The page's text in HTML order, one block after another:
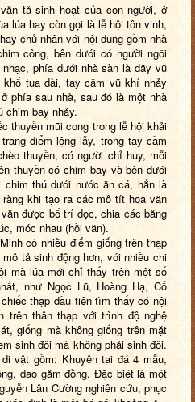
tả sinh hoạt của con người, ở
lúa hay còn gọi là lễ hội tôn vinh,
chủ nhân với nội dung gồm nhà
công, bên dưới có người ngồi
phía dưới nhà sàn là dãy vũ
tua dài, tay cầm vũ khí nhảy
phía sau nhà, sau đó là một nhà
chim bay nhảy.
thuyền mũi cong trong lễ hội khải
điểm lộng lẫy, trong tay cầm
thuyền, có người chỉ huy, mỗi
thuyền có chim bay và bên dưới
thú dưới nước ăn cá, hẳn là
khi tạo ra các mô tít hoa văn
được bố trí dọc, chia các băng
móc nhau (hồi văn).
có nhiều điểm giống trên thạp
tả sinh động hơn, với nhiều chi
mà lúa mới chỉ thấy trên một số
như Ngọc Lũ, Hoàng Hạ, Cổ
thạp đầu tiên tìm thấy có nội
trên thân thạp với trình độ nghệ
giống mà không giống trên mặt
sinh đôi mà không phải sinh đôi.
vật gồm: Khuyên tai đá 4 mẫu,
dao găm đồng. Đặc biệt là một
Lân Cường nghiên cứu, phục